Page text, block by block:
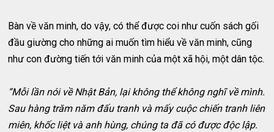
Bàn về văn minh, do vậy, có thể được coi như cuốn sách gối
đầu giường cho những ai muốn tìm hiểu về văn minh, cũng
như con đường tiến tới văn minh của một xã hội, một dân tộc.
“Mỗi lần nói về Nhật Bản, lại không thể không nghĩ về mình.
Sau hàng trăm năm đấu tranh và mấy cuộc chiến tranh liên
miên, khốc liệt và anh hùng, chúng ta đã có được độc lập.